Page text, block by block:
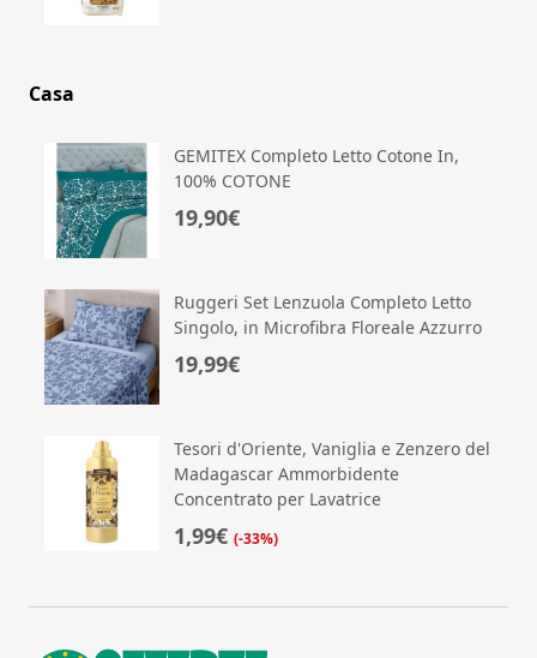
Casa
GEMITEX Completo Letto Cotone In,
100% COTONE
19,90€
Ruggeri Set Lenzuola Completo Letto
Singolo, in Microfibra Floreale Azzurro
19,99€
Tesori d'Oriente, Vaniglia e Zenzero del
Madagascar Ammorbidente
Concentrato per Lavatrice
1,99€ (-33%)